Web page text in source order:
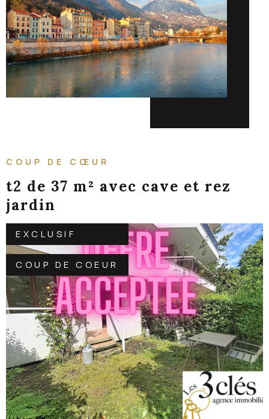
COUP DE CŒUR
t2 de 37 m² avec cave et rez
jardin
EXCLUSIF
COUP DE COEUR